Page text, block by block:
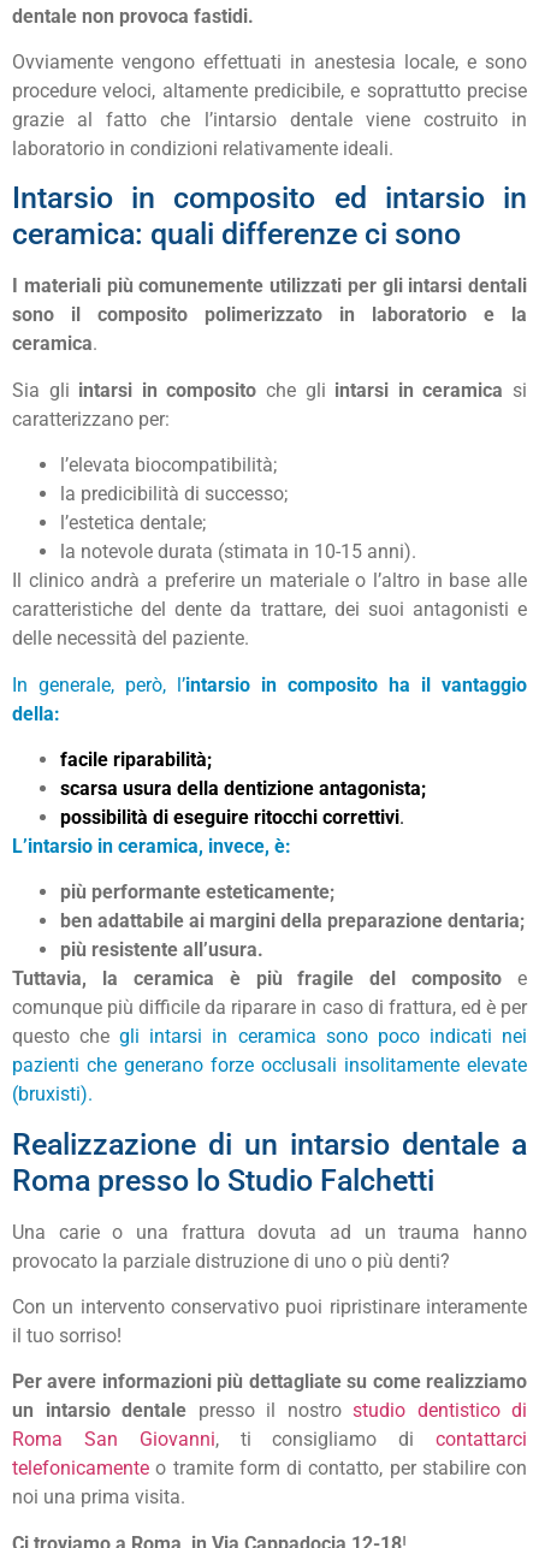
dentale non provoca fastidi.
Ovviamente vengono effettuati in anestesia locale, e sono
procedure veloci, altamente predicibile, e soprattutto precise
grazie al fatto che l’intarsio dentale viene costruito in
laboratorio in condizioni relativamente ideali.
Intarsio in composito ed intarsio in
ceramica: quali differenze ci sono
I materiali più comunemente utilizzati per gli intarsi dentali
sono il composito polimerizzato in laboratorio e la
ceramica.
Sia gli intarsi in composito che gli intarsi in ceramica si
caratterizzano per:
l’elevata biocompatibilità;
la predicibilità di successo;
l’estetica dentale;
la notevole durata (stimata in 10-15 anni).
Il clinico andrà a preferire un materiale o l’altro in base alle
caratteristiche del dente da trattare, dei suoi antagonisti e
delle necessità del paziente.
In generale, però, l’intarsio in composito ha il vantaggio
della:
facile riparabilità;
scarsa usura della dentizione antagonista;
possibilità di eseguire ritocchi correttivi.
L’intarsio in ceramica, invece, è:
più performante esteticamente;
ben adattabile ai margini della preparazione dentaria;
più resistente all’usura.
Tuttavia, la ceramica è più fragile del composito e
comunque più difficile da riparare in caso di frattura, ed è per
questo chegli intarsi in ceramica sono poco indicati nei
pazienti che generano forze occlusali insolitamente elevate
(bruxisti).
Realizzazione di un intarsio dentale a
Roma presso lo Studio Falchetti
Una carie o una frattura dovuta ad un trauma hanno
provocato la parziale distruzione di uno o più denti?
Con un intervento conservativo puoi ripristinare interamente
il tuo sorriso!
Per avere informazioni più dettagliate su come realizziamo
un intarsio dentale presso il nostro studio dentistico di
Roma San Giovanni, ti consigliamo dicontattarci
telefonicamente o tramite form di contatto, per stabilire con
noi una prima visita.